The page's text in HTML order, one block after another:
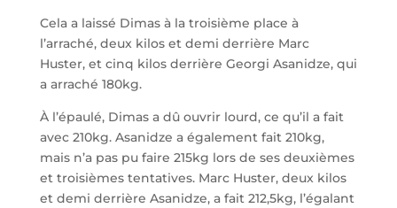
Cela a laissé Dimas à la troisième place à
l’arraché, deux kilos et demi derrière Marc
Huster, et cinq kilos derrière Georgi Asanidze, qui
a arraché 180kg.
À l’épaulé, Dimas a dû ouvrir lourd, ce qu’il a fait
avec 210kg. Asanidze a également fait 210kg,
mais n’a pas pu faire 215kg lors de ses deuxièmes
et troisièmes tentatives. Marc Huster, deux kilos
et demi derrière Asanidze, a fait 212,5kg, l’égalant